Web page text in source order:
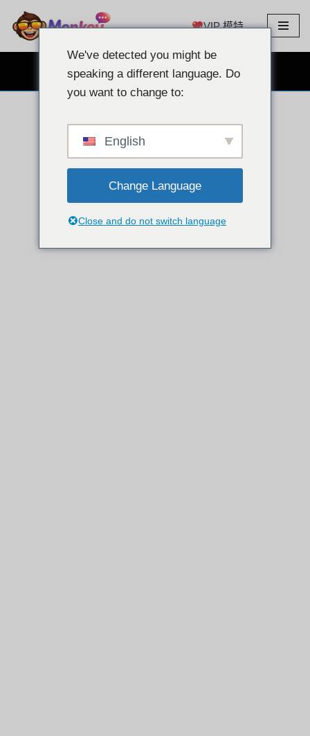
跳
至
VIP 模特
免费网络摄像头聊天
We've detected you might be
speaking a different language. Do
you want to change to:
English
Change Language
Close and do not switch language